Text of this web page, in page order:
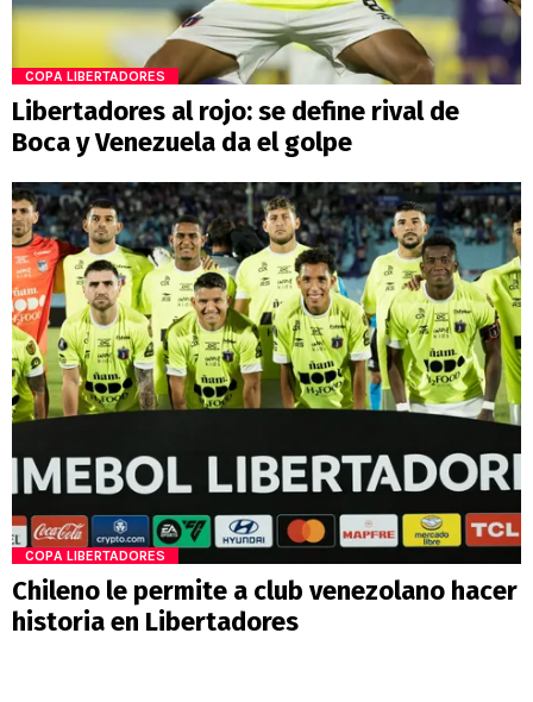
COPA LIBERTADORES
Libertadores al rojo: se define rival de
Boca y Venezuela da el golpe
COPA LIBERTADORES
Chileno le permite a club venezolano hacer
historia en Libertadores